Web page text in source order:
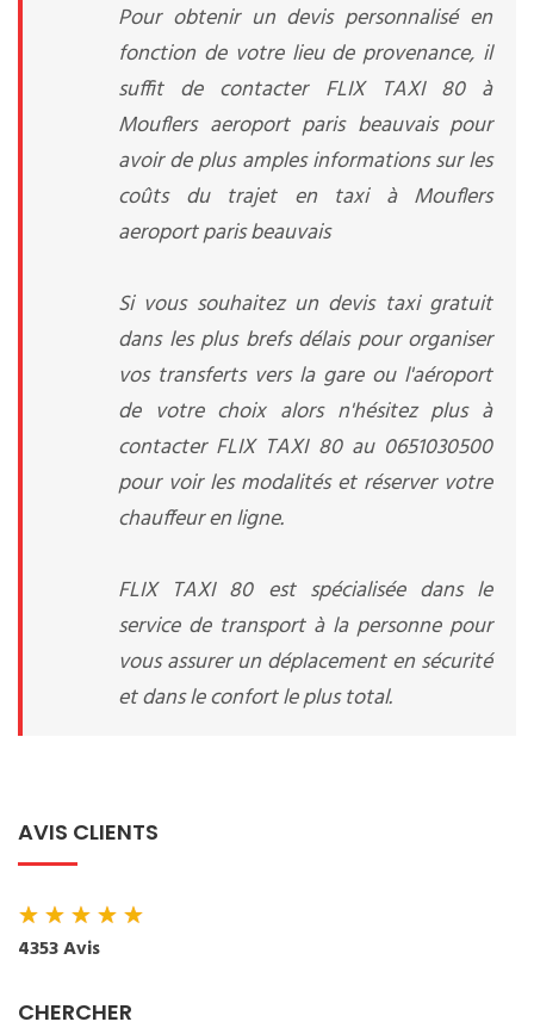
Pour obtenir un devis personnalisé en
fonction de votre lieu de provenance, il
suffit de contacter FLIX TAXI 80 à
Mouflers aeroport paris beauvais pour
avoir de plus amples informations sur les
coûts du trajet en taxi à Mouflers
aeroport paris beauvais
Si vous souhaitez un devis taxi gratuit
dans les plus brefs délais pour organiser
vos transferts vers la gare ou l'aéroport
de votre choix alors n'hésitez plus à
contacter FLIX TAXI 80 au 0651030500
pour voir les modalités et réserver votre
chauffeur en ligne.
FLIX TAXI 80 est spécialisée dans le
service de transport à la personne pour
vous assurer un déplacement en sécurité
et dans le confort le plus total.
AVIS CLIENTS
★★★★★
4353 Avis
CHERCHER